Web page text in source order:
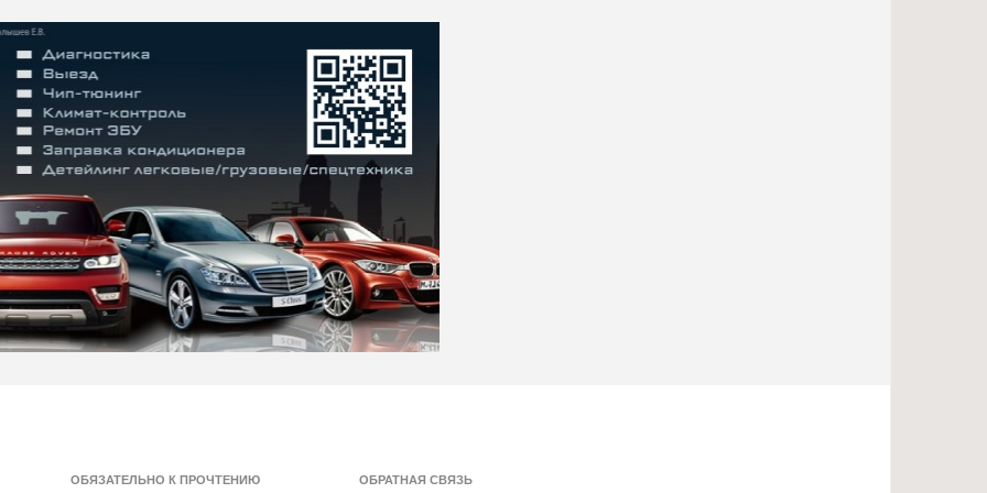
ОБЯЗАТЕЛЬНО К ПРОЧТЕНИЮ ОБРАТНАЯ СВЯЗЬ